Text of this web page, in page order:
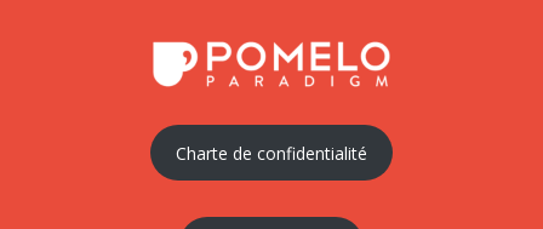
Charte de confidentialité